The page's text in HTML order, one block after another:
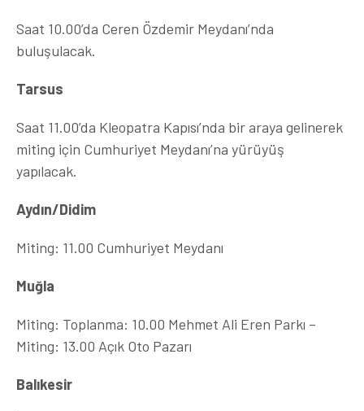
Saat 10.00’da Ceren Özdemir Meydanı’nda
buluşulacak.
Tarsus
Saat 11.00’da Kleopatra Kapısı’nda bir araya gelinerek
miting için Cumhuriyet Meydanı’na yürüyüş
yapılacak.
Aydın/Didim
Miting: 11.00 Cumhuriyet Meydanı
Muğla
Miting: Toplanma: 10.00 Mehmet Ali Eren Parkı –
Miting: 13.00 Açık Oto Pazarı
Balıkesir